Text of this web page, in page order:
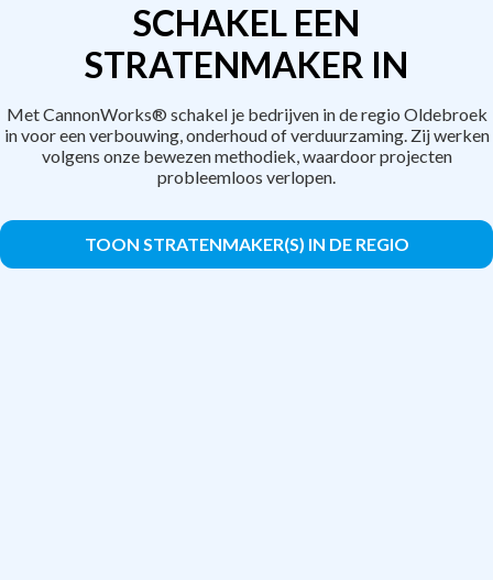
SCHAKEL EEN
STRATENMAKER IN
Met CannonWorks® schakel je bedrijven in de regio Oldebroek
in voor een verbouwing, onderhoud of verduurzaming. Zij werken
volgens onze bewezen methodiek, waardoor projecten
probleemloos verlopen.
TOON STRATENMAKER(S) IN DE REGIO